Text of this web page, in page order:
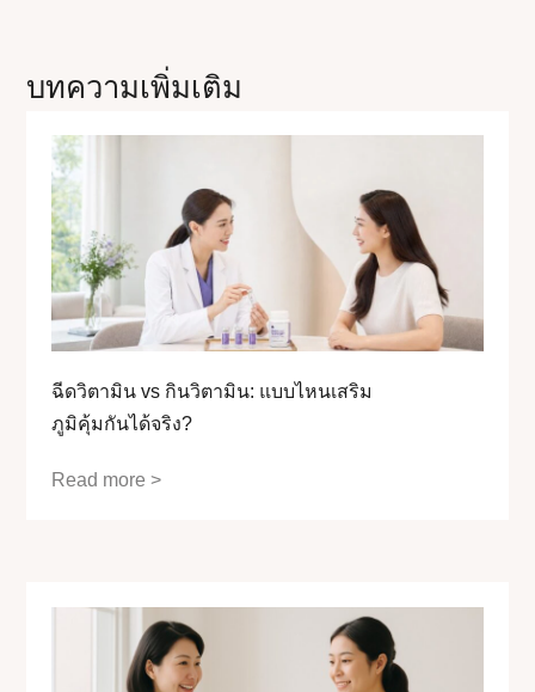
บทความเพิ่มเติม
ฉีดวิตามิน vs กินวิตามิน: แบบไหนเสริม
ภูมิคุ้มกันได้จริง?
Read more >